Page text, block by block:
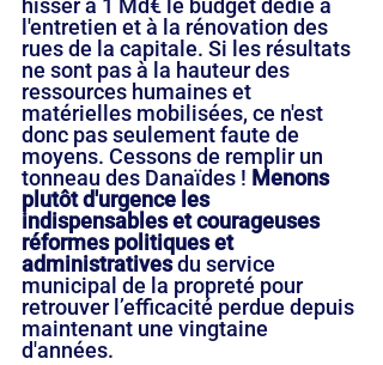
hisser à 1 Md€ le budget dédié à
l'entretien et à la rénovation des
rues de la capitale. Si les résultats
ne sont pas à la hauteur des
ressources humaines et
matérielles mobilisées, ce n'est
donc pas seulement faute de
moyens. Cessons de remplir un
tonneau des Danaïdes ! Menons
plutôt d'urgence les
indispensables et courageuses
réformes politiques et
administratives du service
municipal de la propreté pour
retrouver l’efficacité perdue depuis
maintenant une vingtaine
d'années.